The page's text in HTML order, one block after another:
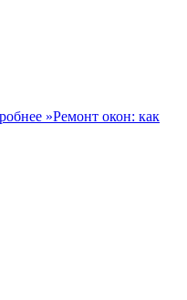
»Ремонт окон: как